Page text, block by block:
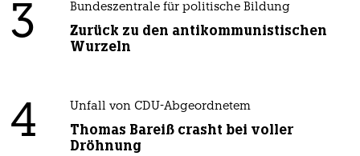
3 Bundeszentrale für politische Bildung
Zurück zu den antikommunistischen
Wurzeln
4 Unfall von CDU-Abgeordnetem
Thomas Bareiß crasht bei voller
Dröhnung